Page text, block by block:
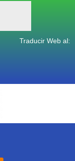
Traducir Web al: